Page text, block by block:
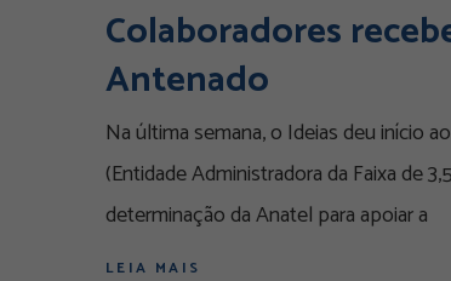
Colaboradores
Antenado
Na última semana, o Ideias deu início
(Entidade Administradora da Faixa de
determinação da Anatel para apoiar a
LEIA MAIS